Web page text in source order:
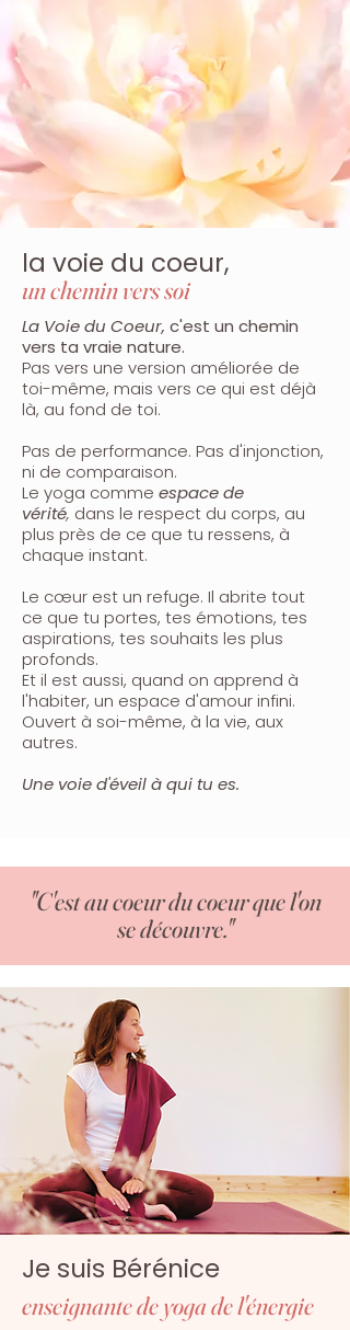
la voie du coeur,
un chemin vers soi
La Voie du Coeur, c'est un chemin
vers ta vraie nature.
Pas vers une version améliorée de
toi-même, mais vers ce qui est déjà
là, au fond de toi.
Pas de performance. Pas d'injonction,
ni de comparaison.
Le yoga comme espace de
vérité, dans le respect du corps, au
plus près de ce que tu ressens, à
chaque instant.
Le cœur est un refuge. Il abrite tout
ce que tu portes, tes émotions, tes
aspirations, tes souhaits les plus
profonds.
Et il est aussi, quand on apprend à
l'habiter, un espace d'amour infini.
Ouvert à soi-même, à la vie, aux
autres.
Une voie d'éveil à qui tu es.
"C'est au coeur du coeur que l'on
se découvre."
Je suis Bérénice
enseignante de yoga de l'énergie